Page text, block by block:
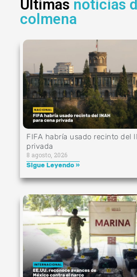
Últimas noticias
colmena
FIFA habría usado recinto del
privada
8 agosto, 2026
Sigue Leyendo »